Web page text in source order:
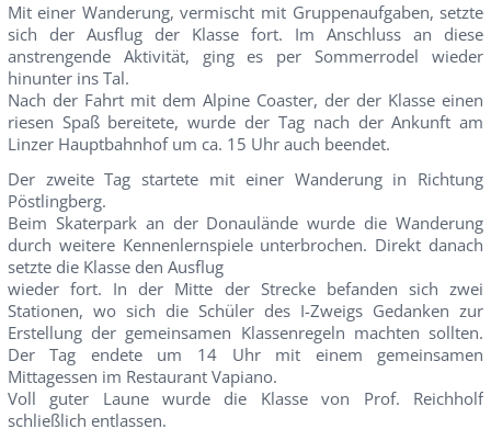
Mit einer Wanderung, vermischt mit Gruppenaufgaben, setzte
sich der Ausflug der Klasse fort. Im Anschluss an diese
anstrengende Aktivität, ging es per Sommerrodel wieder
hinunter ins Tal.
Nach der Fahrt mit dem Alpine Coaster, der der Klasse einen
riesen Spaß bereitete, wurde der Tag nach der Ankunft am
Linzer Hauptbahnhof um ca. 15 Uhr auch beendet.
Der zweite Tag startete mit einer Wanderung in Richtung
Pöstlingberg.
Beim Skaterpark an der Donaulände wurde die Wanderung
durch weitere Kennenlernspiele unterbrochen. Direkt danach
setzte die Klasse den Ausflug
wieder fort. In der Mitte der Strecke befanden sich zwei
Stationen, wo sich die Schüler des I-Zweigs Gedanken zur
Erstellung der gemeinsamen Klassenregeln machten sollten.
Der Tag endete um 14 Uhr mit einem gemeinsamen
Mittagessen im Restaurant Vapiano.
Voll guter Laune wurde die Klasse von Prof. Reichholf
schließlich entlassen.